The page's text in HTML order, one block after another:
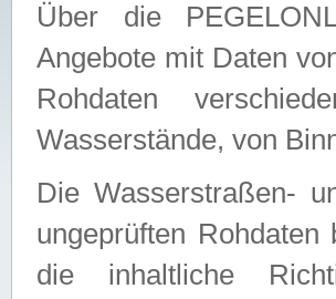
Über die
Angebote mit Daten
Rohdaten
Wasserstände, von
Die Wasserstraßen-
ungeprüften
die inhaltliche